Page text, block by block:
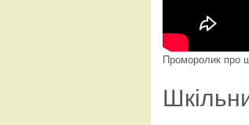
Проморолик про